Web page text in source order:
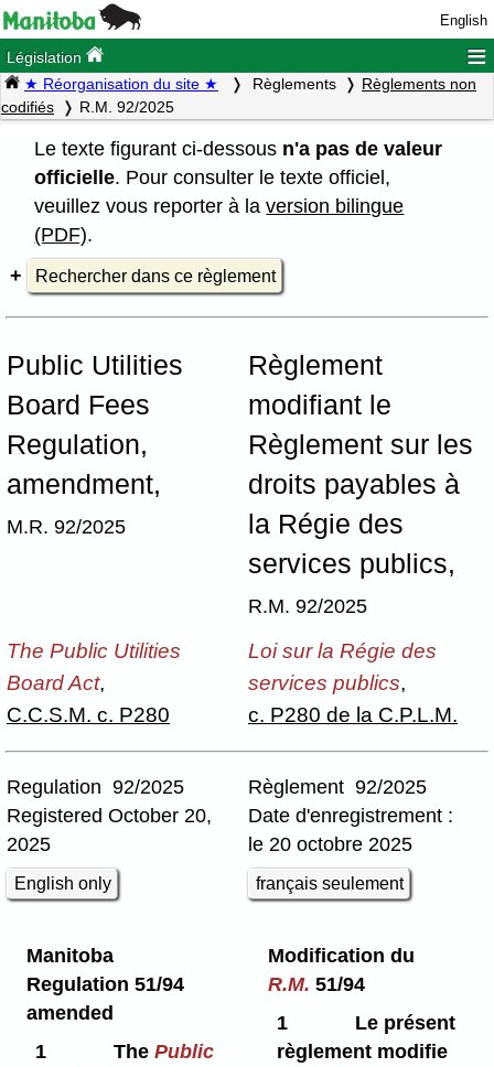
English
Législation ≡
★ Réorganisation du site ★ Règlements
Règlements non
codifiés
R.M. 92/2025
Le texte figurant ci-dessous n'a pas de valeur
officielle. Pour consulter le texte officiel,
veuillez vous reporter à laversion bilingue
(PDF).
Rechercher dans ce règlement
Public Utilities
Board Fees
Regulation,
amendment,
M.R. 92/2025
Règlement
modifiant le
Règlement sur les
droits payables à
la Régie des
services publics,
R.M. 92/2025
The Public Utilities
Board Act,
C.C.S.M. c. P280
Loi sur la Régie des
services publics,
c. P280 de la C.P.L.M.
Regulation 92/2025
Registered October 20,
2025
English only
Règlement 92/2025
Date d'enregistrement :
le 20 octobre 2025
français seulement
Manitoba
Regulation 51/94
amended
1
The Public
Modification du
R.M. 51/94
1
Le présent
règlement modifie